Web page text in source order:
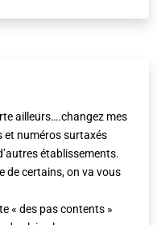
ailleurs….changez mes
et numéros surtaxés
établissements.
de certains, on va vous
« des pas contents »